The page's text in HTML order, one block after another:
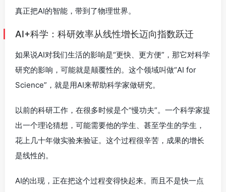
真正把AI的智能，带到了物理世界。
AI+科学：科研效率从线性增长迈向指数跃迁
如果说AI对我们生活的影响是“更快、更方便”，那它对科学
研究的影响，可能就是颠覆性的。这个领域叫做“AI for
Science”，就是用AI来帮助科学家做研究。
以前的科研工作，在很多时候是个“慢功夫”。一个科学家提
出一个理论猜想，可能需要他的学生、甚至学生的学生，
花上几十年做实验来验证。这个过程很辛苦，成果的增长
是线性的。
AI的出现，正在把这个过程变得快起来。而且不是快一点